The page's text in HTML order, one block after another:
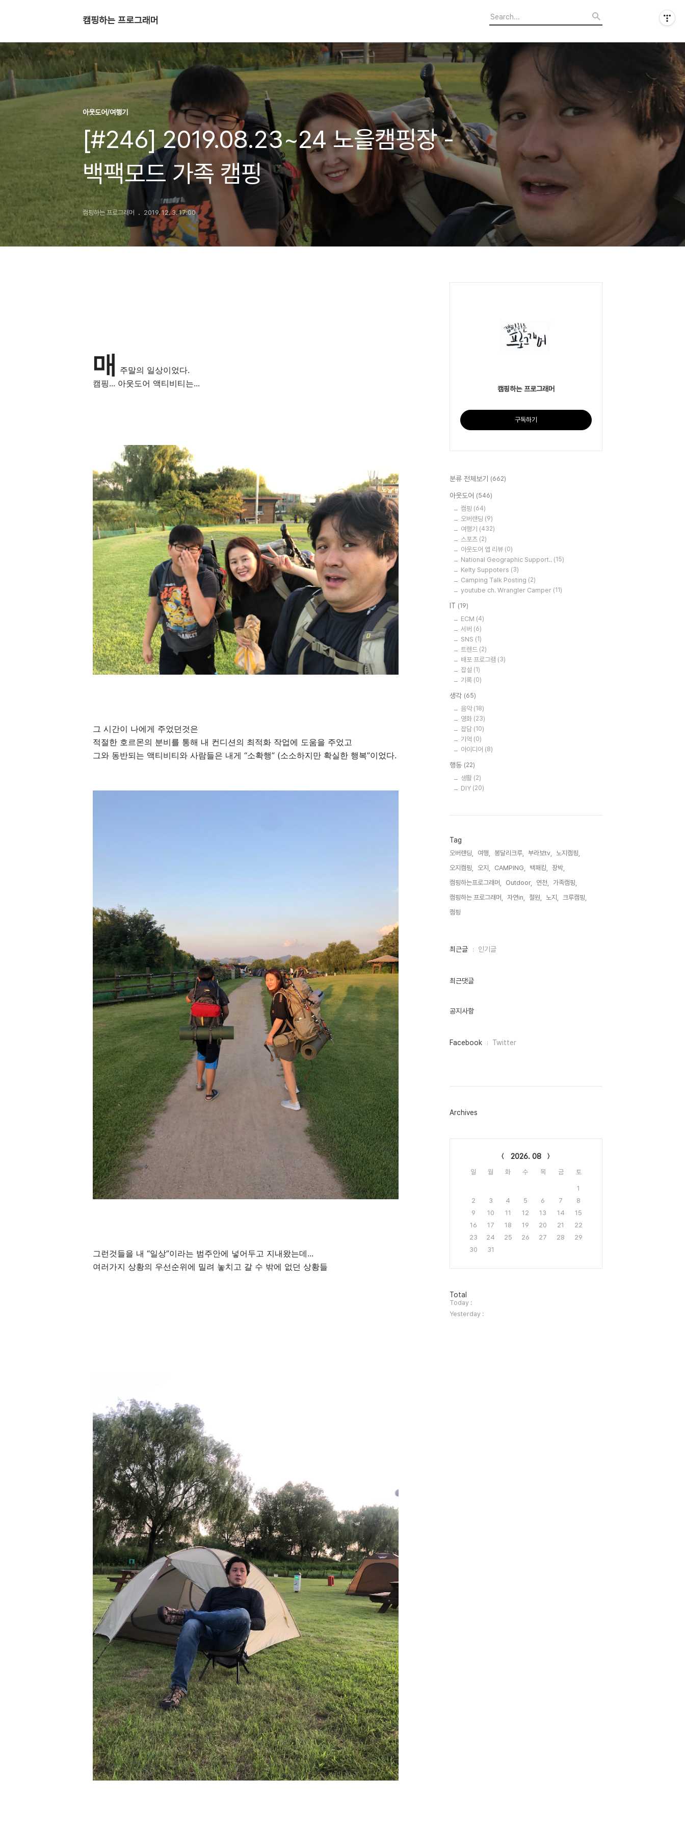
캠핑하는 프로그래머
아웃도어/여행기
[#246] 2019.08.23~24 노을캠핑장 -
백팩모드 가족 캠핑
캠핑하는 프로그래머 2019. 12. 3. 17:00
매 주말의 일상이었다.
캠핑... 아웃도어 액티비티는...
그 시간이 나에게 주었던것은
적절한 호르몬의 분비를 통해 내 컨디션의 최적화 작업에 도움을 주었고
그와 동반되는 액티비티와 사람들은 내게 “소확행” (소소하지만 확실한 행복”이었다.
그런것들을 내 “일상”이라는 범주안에 넣어두고 지내왔는데...
여러가지 상황의 우선순위에 밀려 놓치고 갈 수 밖에 없던 상황들
캠핑하는 프로그래머
구독하기
분류 전체보기 (662)
아웃도어 (546)
캠핑 (64)
오버랜딩 (9)
여행기 (432)
스포츠 (2)
아웃도어 앱 리뷰 (0)
National Geographic Support.. (15)
Kelty Suppoters (3)
Camping Talk Posting (2)
youtube ch. Wrangler Camper (11)
IT (19)
ECM (4)
서버 (6)
SNS (1)
트렌드 (2)
배포 프로그램 (3)
잡설 (1)
기록 (0)
생각 (65)
음악 (18)
영화 (23)
잡담 (10)
기억 (0)
아이디어 (8)
행동 (22)
생활 (2)
DIY (20)
Tag
오버랜딩, 여행, 봉달리크루, 부라보tv,
노지캠핑,
오지캠핑,
오지, CAMPING, 백패킹,
장박,
캠핑하는프로그래머,
Outdoor, 연천,
가족캠핑,
캠핑하는 프로그래머,
자연in, 철원, 노지,
크루캠핑,
캠핑,
최
인
최근글 인기글
최근댓글
공지사항
페
그
Facebook Twitter
Archives
2026. 08
일 월 화 수 목 금 토
1
2
3 4 5 6 7
8
9
10 11 12 13 14
15
16
17 18 19 20 21
22
23
24 25 26 27 28
29
30
31
방
문
자
수
Total
Today :
Yesterday :